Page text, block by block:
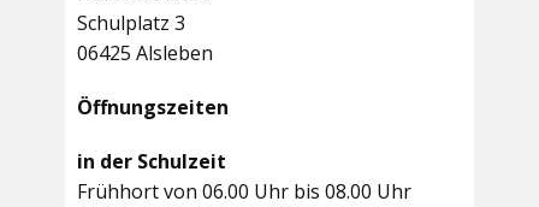
Schulplatz 3
06425 Alsleben
Öffnungszeiten
in der Schulzeit
Frühhort von 06.00 Uhr bis 08.00 Uhr